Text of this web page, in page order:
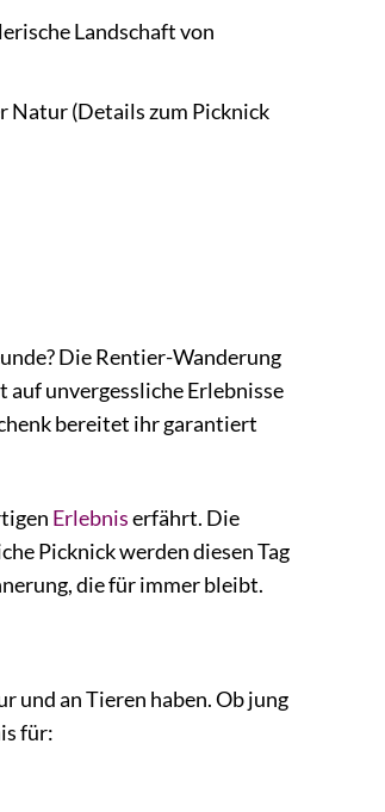
Landschaft von
Natur (Details zum Picknick
Die Rentier-Wanderung
auf unvergessliche Erlebnisse
bereitet ihr garantiert
Erlebniserfährt. Die
Picknick werden diesen Tag
die für immer bleibt.
und an Tieren haben. Ob jung
für: